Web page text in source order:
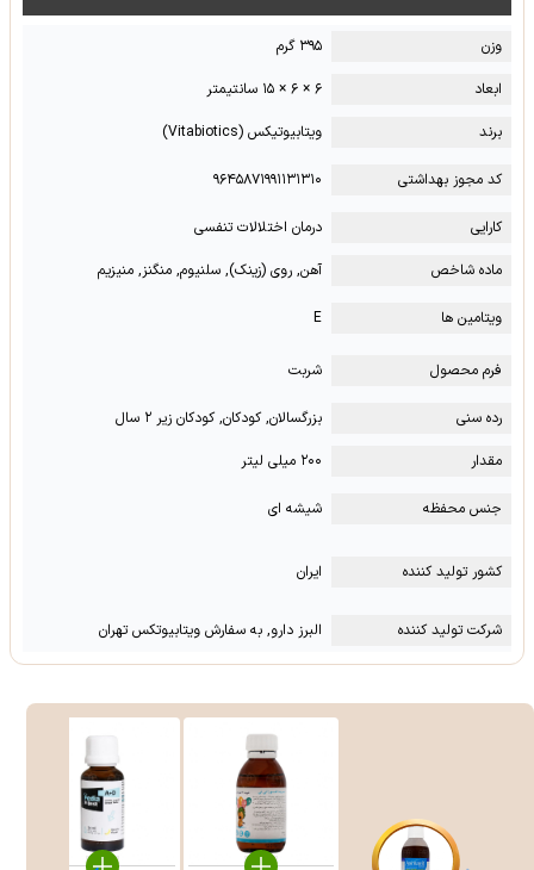
وزن
۳۹۵ گرم
ابعاد
۶ × ۶ × ۱۵ سانتیمتر
برند
ویتابیوتیکس (Vitabiotics)
کد مجوز بهداشتی ۹۶۴۵۸۷۱۹۹۱۱۳۱۳۱۰
کارایی
درمان اختلالات تنفسی
ماده شاخص
آهن, روی (زینک), سلنیوم, منگنز, منیزیم
ویتامین ها E
فرم محصول شربت
رده سنی
بزرگسالان, کودکان, کودکان زیر ۲ سال
مقدار
۲۰۰ میلی لیتر
جنس محفظه شیشه ای
کشور تولید کننده ایران
شرکت تولید کننده البرز دارو, به سفارش ویتابیوتکس تهران